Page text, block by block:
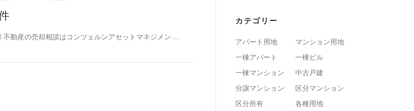
不動産の売却相談はコンツェルンアセットマネジメン …
カテゴリー
アパート用地
マンション用地
一棟アパート
一棟ビル
一棟マンション
中古戸建
分譲マンション
区分マンション
区分所有
各種用地